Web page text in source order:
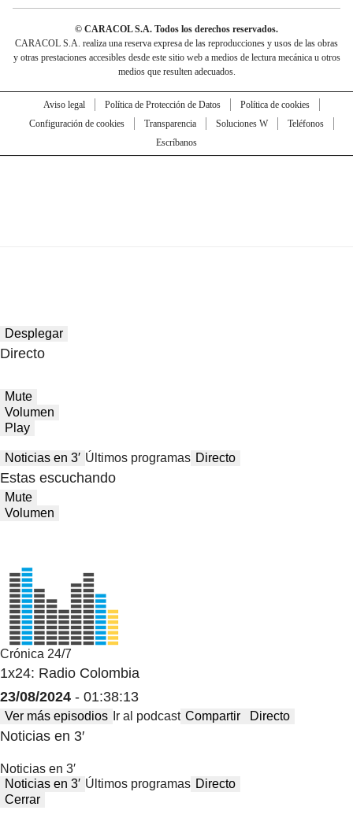
© CARACOL S.A. Todos los derechos reservados.
CARACOL S.A. realiza una reserva expresa de las reproducciones y usos de las obras
y otras prestaciones accesibles desde este sitio web a medios de lectura mecánica u otros
medios que resulten adecuados.
Aviso legal Política de Protección de Datos
Política de cookies
Configuración de cookies
Transparencia Soluciones W
Teléfonos
Escríbanos
Desplegar
Directo
Mute
Volumen
Play
Noticias en 3′ Últimos programas Directo
Estas escuchando
Mute
Volumen
Crónica 24/7
1x24: Radio Colombia
23/08/2024 - 01:38:13
Ver más episodios Ir al podcast Compartir Directo
Noticias en 3′
Noticias en 3′
Noticias en 3′ Últimos programas Directo
Cerrar